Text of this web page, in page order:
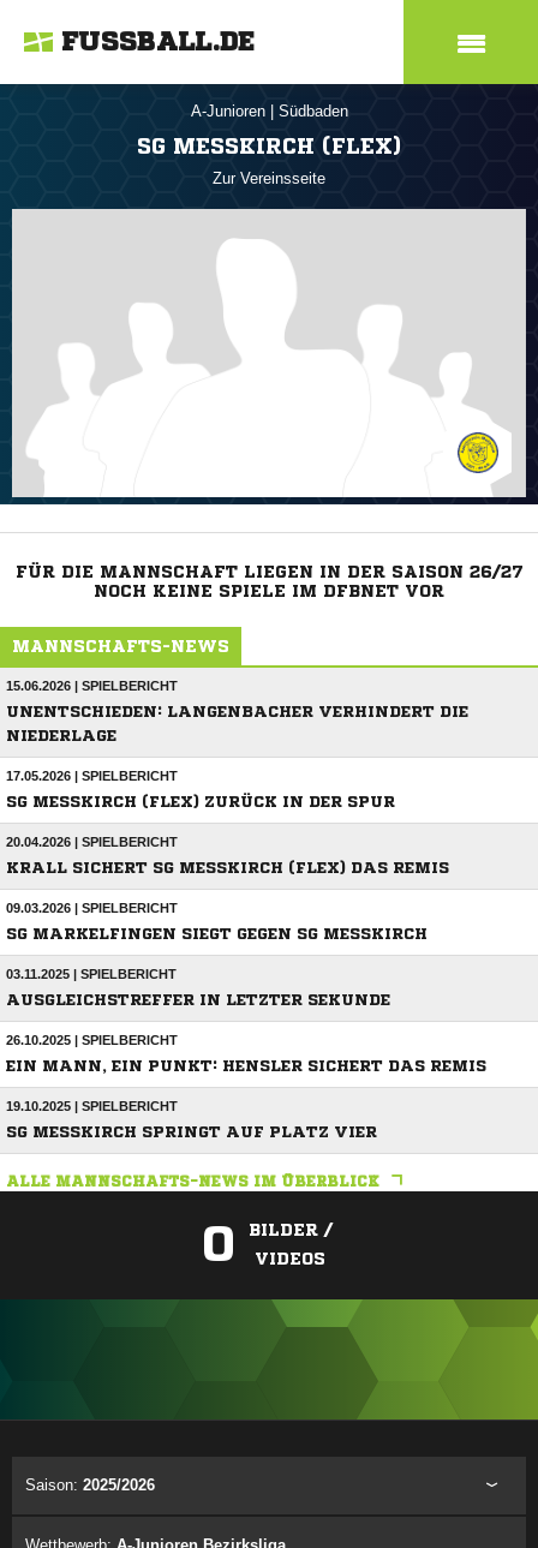
FUSSBALL.DE
A-Junioren Südbaden
SG MESSKIRCH (FLEX)
Zur Vereinsseite
FÜR DIE MANNSCHAFT LIEGEN IN DER SAISON 26/27
NOCH KEINE SPIELE IM DFBNET VOR
MANNSCHAFTS-NEWS
15.06.2026 | SPIELBERICHT
UNENTSCHIEDEN: LANGENBACHER VERHINDERT DIE
NIEDERLAGE
17.05.2026 | SPIELBERICHT
SG MESSKIRCH (FLEX) ZURÜCK IN DER SPUR
20.04.2026 | SPIELBERICHT
KRALL SICHERT SG MESSKIRCH (FLEX) DAS REMIS
09.03.2026 | SPIELBERICHT
SG MARKELFINGEN SIEGT GEGEN SG MESSKIRCH
03.11.2025 | SPIELBERICHT
AUSGLEICHSTREFFER IN LETZTER SEKUNDE
26.10.2025 | SPIELBERICHT
EIN MANN, EIN PUNKT: HENSLER SICHERT DAS REMIS
19.10.2025 | SPIELBERICHT
SG MESSKIRCH SPRINGT AUF PLATZ VIER
ALLE MANNSCHAFTS-NEWS IM ÜBERBLICK
0
BILDER /
VIDEOS
Saison: 2025/2026